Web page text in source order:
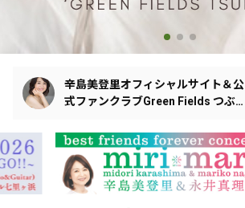
辛島美登里オフィシャルサイト＆公
式ファンクラブGreen Fields つぶあ